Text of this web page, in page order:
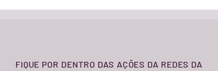
FIQUE POR DENTRO DAS AÇÕES DA REDES DA